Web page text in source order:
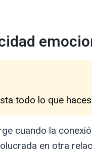
todo lo que
cuando la
en otra